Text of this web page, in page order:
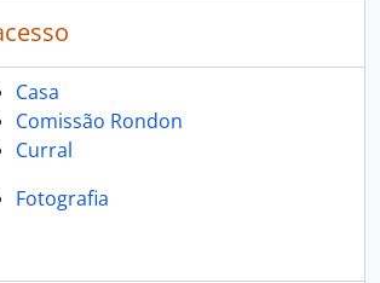
Casa
Comissão Rondon
Curral
Fotografia